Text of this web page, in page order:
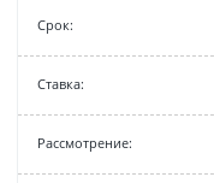
Срок:
Cтавка:
Рассмотрение: